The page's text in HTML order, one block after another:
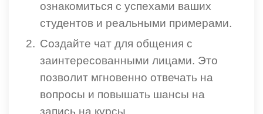
ознакомиться с успехами ваших
студентов и реальными примерами.
Создайте чат для общения с
заинтересованными лицами. Это
позволит мгновенно отвечать на
вопросы и повышать шансы на
запись на курсы.